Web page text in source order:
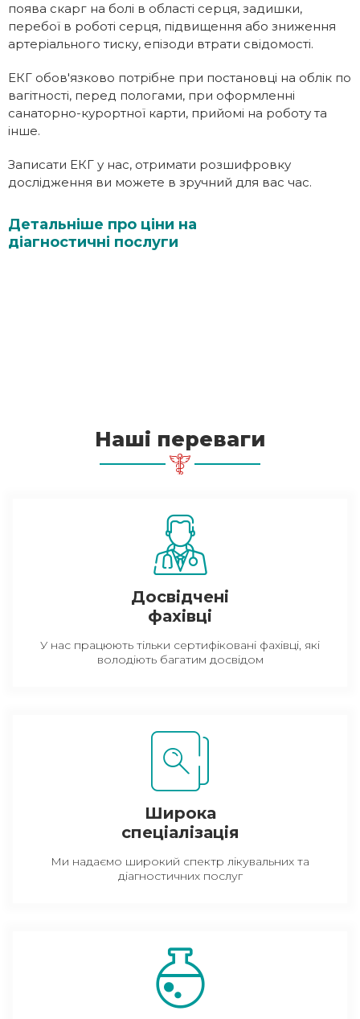
поява скарг на болі в області серця, задишки,
перебої в роботі серця, підвищення або зниження
артеріального тиску, епізоди втрати свідомості.
ЕКГ обов'язково потрібне при постановці на облік по
вагітності, перед пологами, при оформленні
санаторно-курортної карти, прийомі на роботу та
інше.
Записати ЕКГ у нас, отримати розшифровку
дослідження ви можете в зручний для вас час.
Детальніше про ціни на
діагностичні послуги
Наші переваги
Досвідчені
фахівці
У нас працюють тільки сертифіковані фахівці, які
володіють багатим досвідом
Широка
спеціалізація
Ми надаємо широкий спектр лікувальних та
діагностичних послуг